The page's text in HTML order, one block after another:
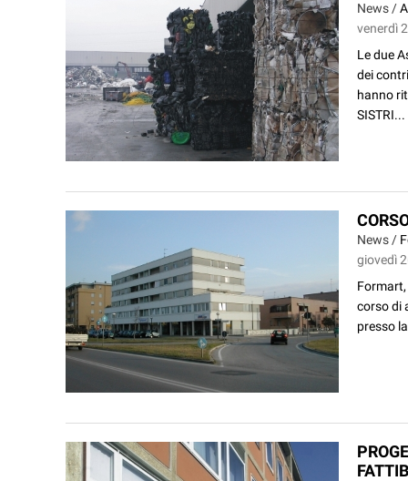
News /
venerdì
Le due
dei
hanno
SISTRI...
News /
giovedì
corso di
presso